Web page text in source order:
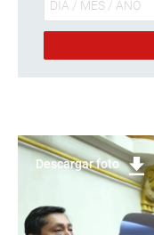
Descargar foto